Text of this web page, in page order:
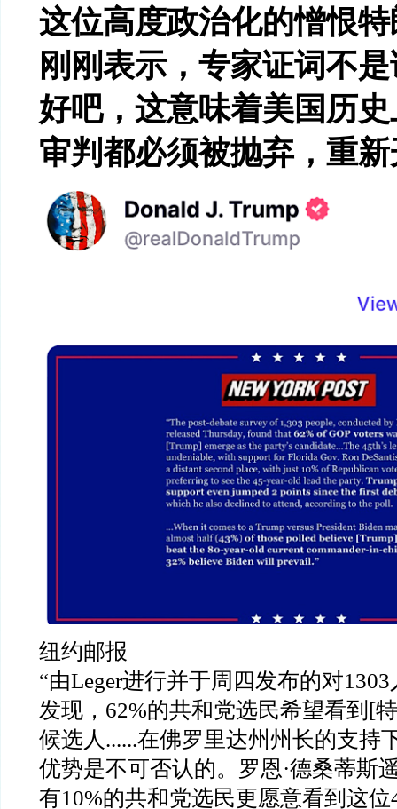
这位高度政治化的憎恨
刚刚表示，专家证词不
好吧，这意味着美国历
审判都必须被抛弃，重
纽约邮报
“由Leger进行并于周四发布的对1303
发现， 62%的共和党选民希望看到 [
候选人 ......在佛罗里达州州长的支持
优势是不可否认的。罗恩·德桑蒂斯
有10%的共和党选民更愿意看到这位